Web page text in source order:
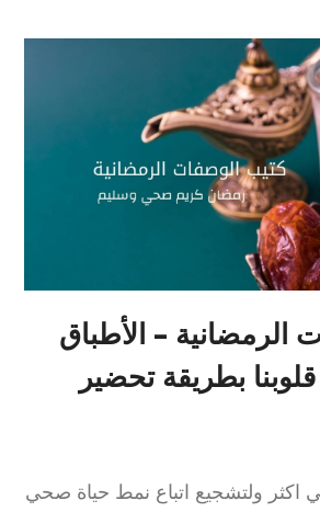
الرمضانية – الأطباق
بطريقة تحضير
ولتشجيع اتباع نمط حياة صحي